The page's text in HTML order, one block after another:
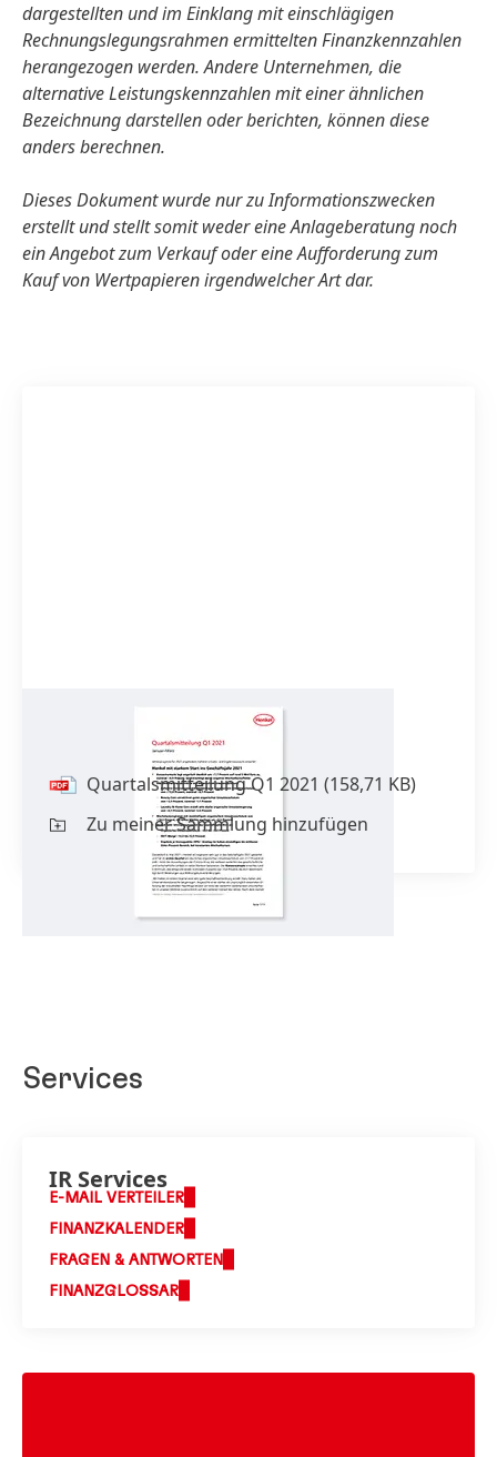
dargestellten und im Einklang mit einschlägigen
Rechnungs­legungsrahmen ermittelten Finanzkennzahlen
herangezogen werden. Andere Unternehmen, die
alternative Leistungskennzahlen mit einer ähnlichen
Bezeichnung darstellen oder berichten, können diese
anders berechnen.
Dieses Dokument wurde nur zu Informationszwecken
erstellt und stellt somit weder eine Anlageberatung noch
ein Angebot zum Verkauf oder eine Aufforderung zum
Kauf von Wertpapieren irgendwelcher Art dar.
Quartals­mitteilung Q1 2021
Quartals­mitteilung Q1 2021 (158,71 KB)
Zu meiner Sammlung hinzufügen
Services
IR Services
E-MAIL VERTEILER
FINANZKALENDER
FRAGEN & ANTWORTEN
FINANZGLOSSAR